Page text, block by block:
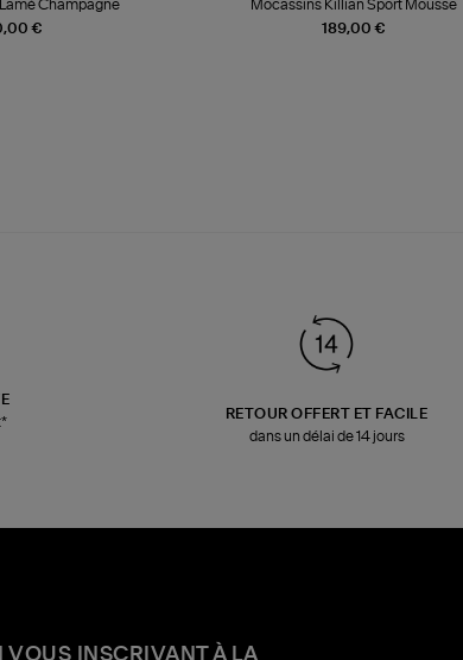
€
Champagne
189,00 €
Mocassins Killian Sport Mousse
RETOUR OFFERT ET FACILE
dans un délai de 14 jours
INSCRIVANT À LA